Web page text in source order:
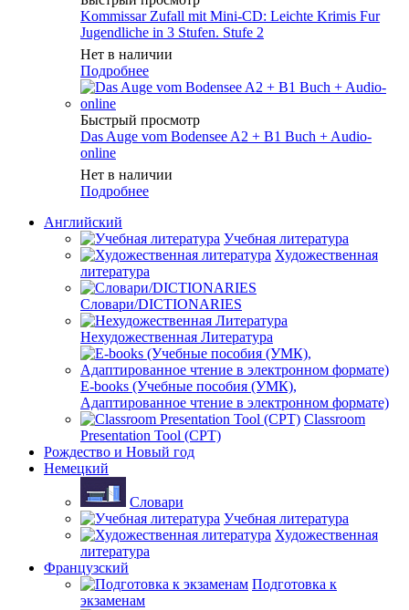
Kommissar Zufall mit Mini-CD: Leichte Krimis Fur
Jugendliche in 3 Stufen. Stufe 2
Нет в наличии
Подробнее
Быстрый просмотр
Das Auge vom Bodensee A2 + B1 Buch + Audio-
online
Нет в наличии
Подробнее
Английский
Учебная литература
Художественная
литература
Словари/DICTIONARIES
Нехудожественная Литература
E-books (Учебные пособия (УМК),
Адаптированное чтение в электронном формате)
Classroom
Presentation Tool (CPT)
Рождество и Новый год
Немецкий
Словари
Учебная литература
Художественная
литература
Французский
Подготовка к
экзаменам